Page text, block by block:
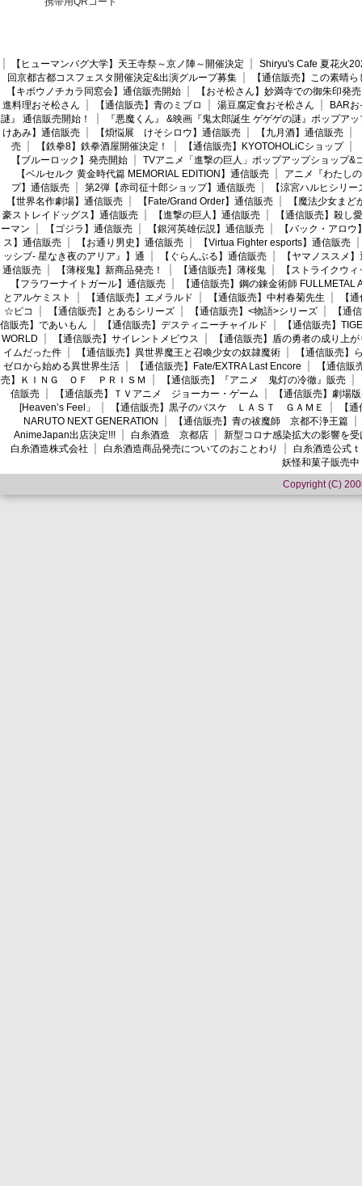
【ヒューマンバグ大学】天王寺祭～京ノ陣～開催決定
Shiryu's Cafe 夏花火
回京都古都コスフェスタ開催決定&出演グループ募集
【通信販売】この素晴
【キボウノチカラ同窓会】通信販売開始
【おそ松さん】妙満寺での御朱印発売
進料理おそ松さん
【通信販売】青のミブロ 湯豆腐定食おそ松さん
BAR
謎』 通信販売開始！
『悪魔くん』 &映画『鬼太郎誕生 ゲゲゲの謎』ポップア
けあみ】通信販売
【煩悩展 けそシロウ】通信販売 【九月酒】通信販売
売
【鉄拳8】鉄拳酒屋開催決定！ 【通信販売】KYOTOHOLiCショップ
【ブルーロック】発売開始
TVアニメ「進撃の巨人」ポップアップショップ&
【ベルセルク 黄金時代篇 MEMORIAL EDITION】通信販売
アニメ『わたし
プ】通信販売
第2弾【赤司征十郎ショップ】通信販売
【涼宮ハルヒシリ
【世界名作劇場】通信販売
【Fate/Grand Order】通信販売
【魔法少女ま
豪ストレイドッグス】通信販売
【進撃の巨人】通信販売
【通信販売】殺し愛
ーマン
【ゴジラ】通信販売 【銀河英雄伝説】通信販売
【バック・アロウ
ス】通信販売
【お通り男史】通信販売
【Virtua Fighter esports】通信販売
ッシブ- 星なき夜のアリア』】通
【ぐらんぶる】通信販売
【ヤマノススメ
通信販売
【薄桜鬼】新商品発売！ 【通信販売】薄桜鬼
【ストライクウ
【フラワーナイトガール】通信販売
【通信販売】鋼の錬金術師 FULLMETAL
とアルケミスト
【通信販売】エメラルド 【通信販売】中村春菊先生
【
☆ピコ
【通信販売】とあるシリーズ 【通信販売】<物語>シリーズ
【通
信販売】であいもん
【通信販売】デスティニーチャイルド
【通信販売】
WORLD
【通信販売】サイレントメビウス
【通信販売】盾の勇者の成り上が
イムだった件
【通信販売】異世界魔王と召喚少女の奴隷魔術
【通信販売】
ゼロから始める異世界生活
【通信販売】Fate/EXTRA Last Encore
【通信
売】ＫＩＮＧ ＯＦ ＰＲＩＳＭ
【通信販売】『アニメ 鬼灯の冷徹』販売
信販売
【通信販売】ＴＶアニメ ジョーカー・ゲーム
【通信販売】劇場
[Heaven’s Feel」
【通信販売】黒子のバスケ ＬＡＳＴ ＧＡＭＥ
【
NARUTO NEXT GENERATION
【通信販売】青の祓魔師 京都不浄王篇
AnimeJapan出店決定!!!
白糸酒造 京都店
新型コロナ感染拡大の影響を
白糸酒造株式会社
白糸酒造商品発売についてのおことわり
白糸酒造公式
妖怪和菓子販売中
Copyright (C)